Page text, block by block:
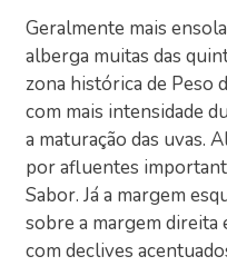
Geralmente mais
alberga muitas das
zona histórica de Peso
com mais intensidade
a maturação das uvas.
por afluentes
Sabor. Já a margem
sobre a margem direita
com declives